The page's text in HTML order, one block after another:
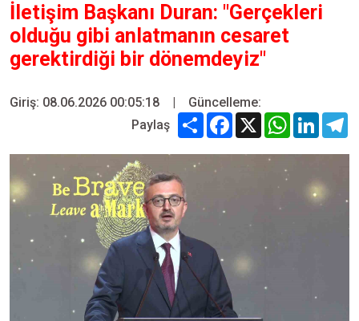
İletişim Başkanı Duran: "Gerçekleri
olduğu gibi anlatmanın cesaret
gerektirdiği bir dönemdeyiz"
Giriş: 08.06.2026 00:05:18 |
Güncelleme:
Paylaş
Share Facebook
X WhatsApp